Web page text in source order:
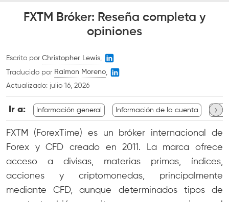
FXTM Bróker: Reseña completa y
opiniones
Escrito por Christopher Lewis
Traducido por Raimon Moreno
Actualizado: julio 16, 2026
Ir a: Información general Información de la cuenta ›
FXTM (ForexTime) es un bróker internacional de
Forex y CFD creado en 2011. La marca ofrece
acceso a divisas, materias primas, índices,
acciones y criptomonedas, principalmente
mediante CFD, aunque determinados tipos de